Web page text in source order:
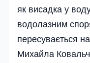
як висадка у
водолазним
пересувається
Михайла